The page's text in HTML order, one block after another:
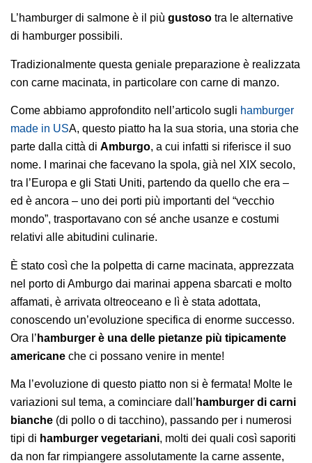
L’hamburger di salmone è il più gustoso tra le alternative
di hamburger possibili.
Tradizionalmente questa geniale preparazione è realizzata
con carne macinata, in particolare con carne di manzo.
Come abbiamo approfondito nell’articolo sugli hamburger
made in USA, questo piatto ha la sua storia, una storia che
parte dalla città di Amburgo, a cui infatti si riferisce il suo
nome. I marinai che facevano la spola, già nel XIX secolo,
tra l’Europa e gli Stati Uniti, partendo da quello che era –
ed è ancora – uno dei porti più importanti del “vecchio
mondo”, trasportavano con sé anche usanze e costumi
relativi alle abitudini culinarie.
È stato così che la polpetta di carne macinata, apprezzata
nel porto di Amburgo dai marinai appena sbarcati e molto
affamati, è arrivata oltreoceano e lì è stata adottata,
conoscendo un’evoluzione specifica di enorme successo.
Ora l’ hamburger è una delle pietanze più tipicamente
americane che ci possano venire in mente!
Ma l’evoluzione di questo piatto non si è fermata! Molte le
variazioni sul tema, a cominciare dall’ hamburger di carni
bianche (di pollo o di tacchino), passando per i numerosi
tipi di hamburger vegetariani, molti dei quali così saporiti
da non far rimpiangere assolutamente la carne assente,